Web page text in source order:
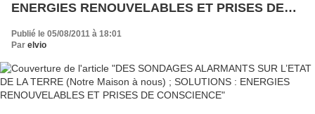
ENERGIES RENOUVELABLES ET PRISES DE
CONSCIENCE
Publié le 05/08/2011 à 18:01
Par elvio